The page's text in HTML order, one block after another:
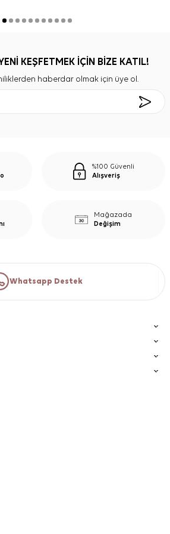
KEŞFETMEK İÇİN BİZE KATIL!
haberdar olmak için üye ol.
%100 Güvenli
Alışveriş
Mağazada
Değişim
Whatsapp Destek